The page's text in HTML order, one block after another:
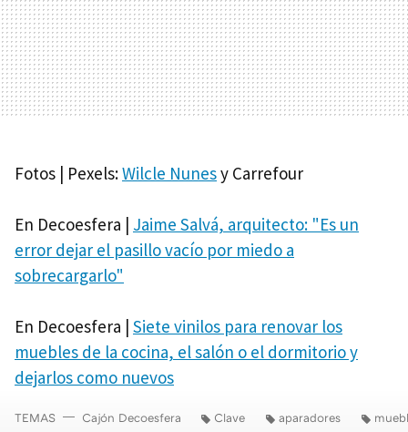
Fotos | Pexels:Wilcle Nunesy Carrefour
En Decoesfera | Jaime Salvá, arquitecto: "Es un
error dejar el pasillo vacío por miedo a
sobrecargarlo"
En Decoesfera | Siete vinilos para renovar los
muebles de la cocina, el salón o el dormitorio y
dejarlos como nuevos
TEMAS Cajón Decoesfera Clave aparadores